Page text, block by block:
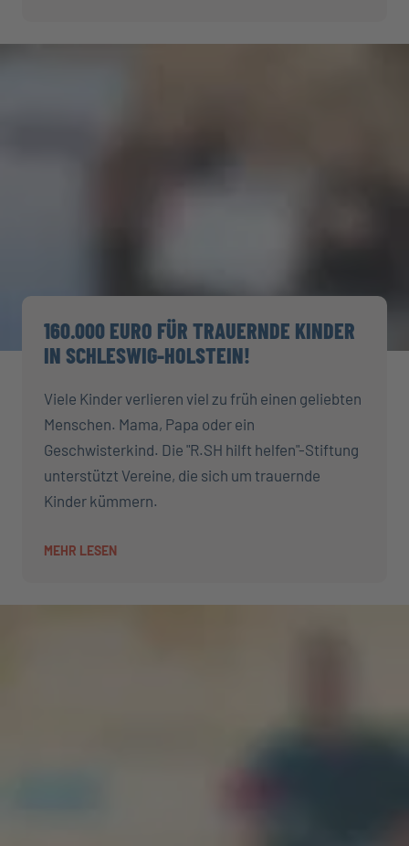
160.000 EURO FÜR TRAUERNDE KINDER
IN SCHLESWIG-HOLSTEIN!
Viele Kinder verlieren viel zu früh einen geliebten
Menschen. Mama, Papa oder ein
Geschwisterkind. Die "R.SH hilft helfen"-Stiftung
unterstützt Vereine, die sich um trauernde
Kinder kümmern.
MEHR LESEN